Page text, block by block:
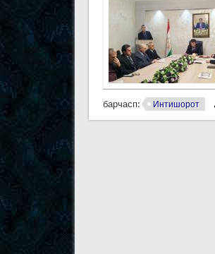
барчасп: Интишорот